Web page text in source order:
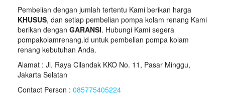
Pembelian dengan jumlah tertentu Kami berikan harga
KHUSUS, dan setiap pembelian pompa kolam renang Kami
berikan dengan GARANSI. Hubungi Kami segera
pompakolamrenang.id untuk pembelian pompa kolam
renang kebutuhan Anda.
Alamat : Jl. Raya Cilandak KKO No. 11, Pasar Minggu,
Jakarta Selatan
Contact Person : 085775405224